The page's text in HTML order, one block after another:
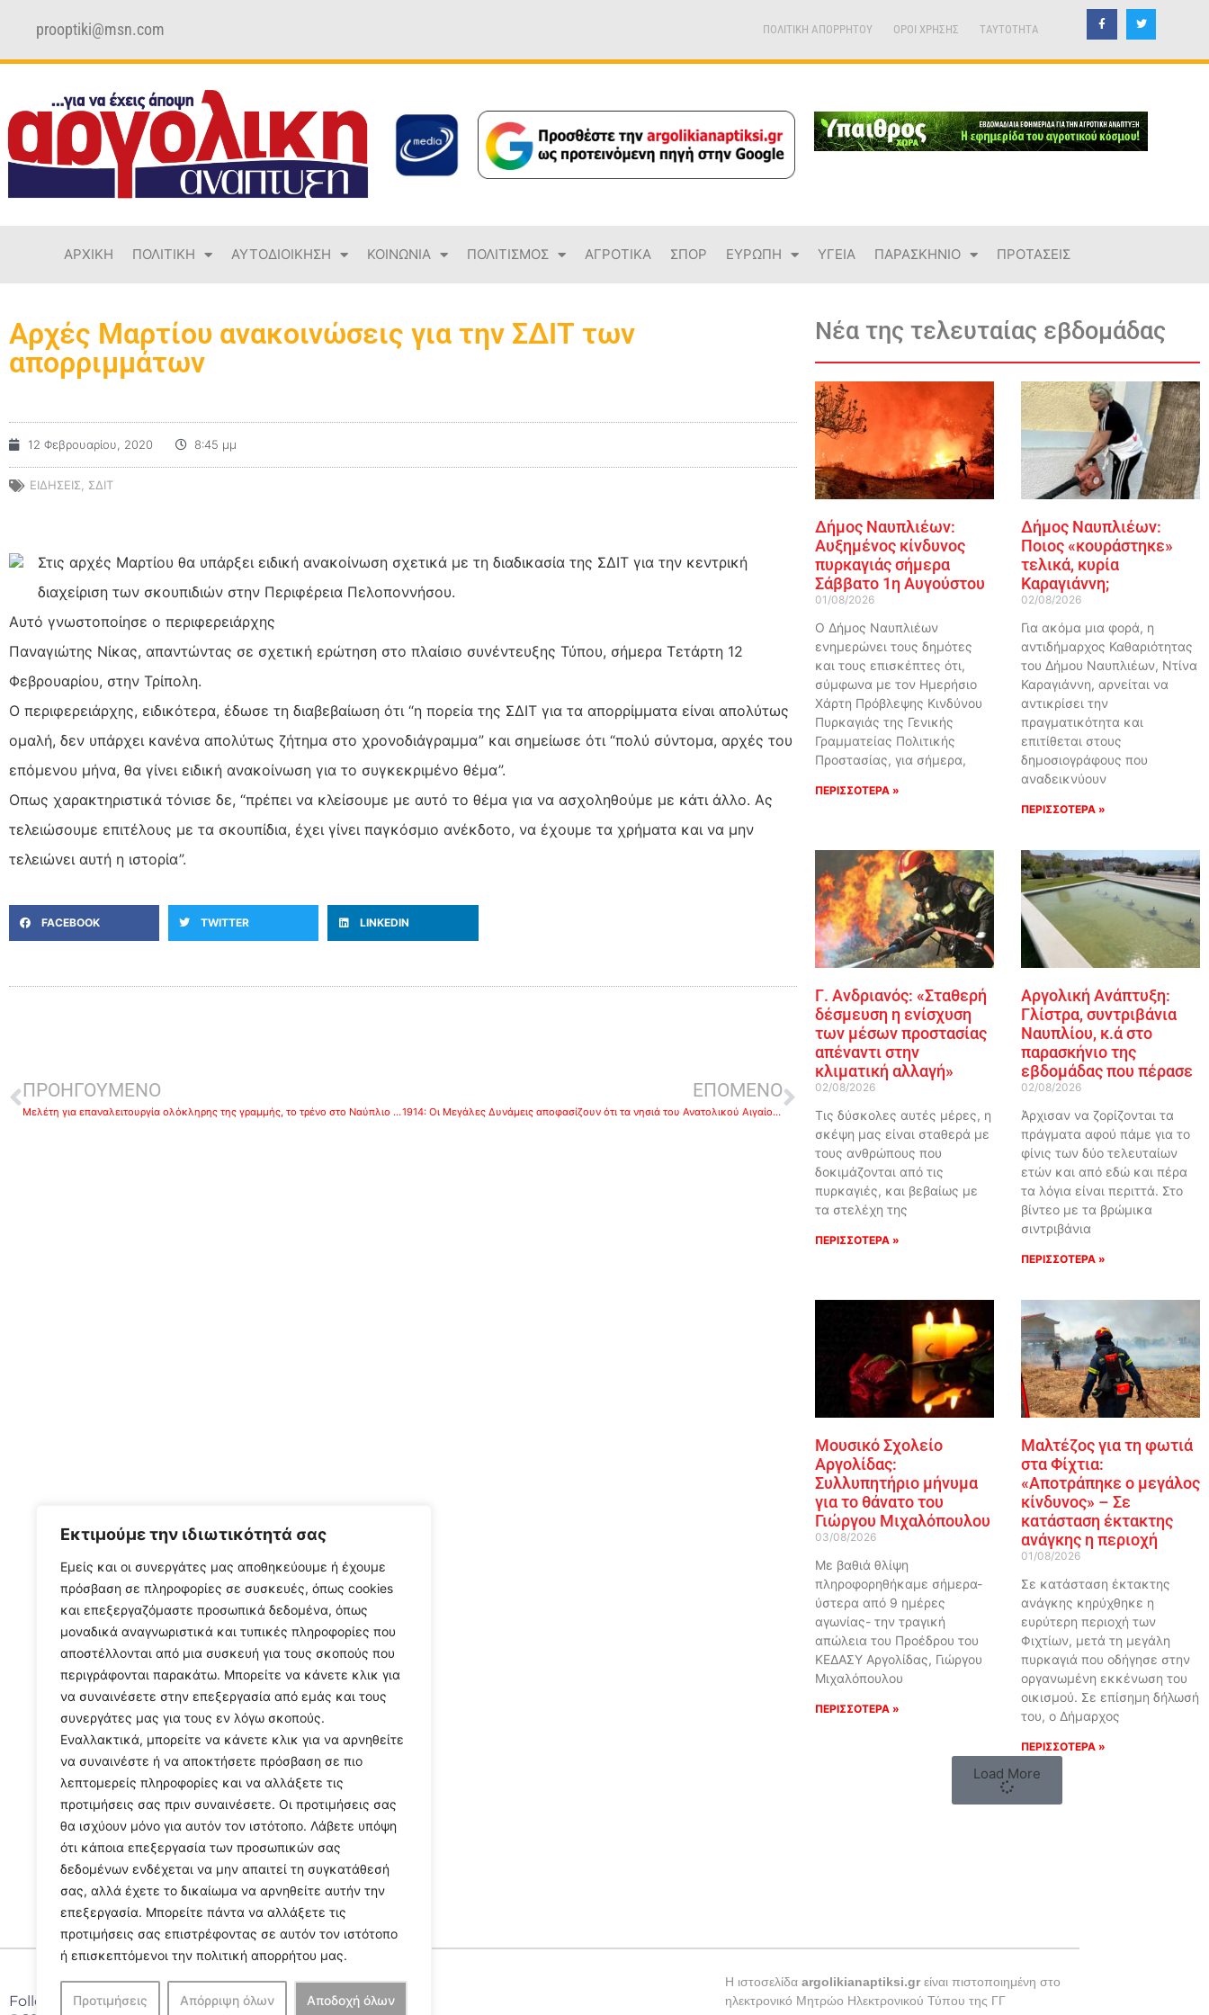
Εκτιμούμε την ιδιωτικότητά σας
Εμείς και οι συνεργάτες μας αποθηκεύουμε ή έχουμε
πρόσβαση σε πληροφορίες σε συσκευές, όπως cookies
και επεξεργαζόμαστε προσωπικά δεδομένα, όπως
μοναδικά αναγνωριστικά και τυπικές πληροφορίες που
αποστέλλονται από μια συσκευή για τους σκοπούς που
περιγράφονται παρακάτω. Μπορείτε να κάνετε κλικ για
να συναινέσετε στην επεξεργασία από εμάς και τους
συνεργάτες μας για τους εν λόγω σκοπούς.
Εναλλακτικά, μπορείτε να κάνετε κλικ για να αρνηθείτε
να συναινέστε ή να αποκτήσετε πρόσβαση σε πιο
λεπτομερείς πληροφορίες και να αλλάξετε τις
προτιμήσεις σας πριν συναινέσετε. Οι προτιμήσεις σας
θα ισχύουν μόνο για αυτόν τον ιστότοπο. Λάβετε υπόψη
ότι κάποια επεξεργασία των προσωπικών σας
δεδομένων ενδέχεται να μην απαιτεί τη συγκατάθεσή
σας, αλλά έχετε το δικαίωμα να αρνηθείτε αυτήν την
επεξεργασία. Μπορείτε πάντα να αλλάξετε τις
προτιμήσεις σας επιστρέφοντας σε αυτόν τον ιστότοπο
ή επισκεπτόμενοι την πολιτική απορρήτου μας.
Προτιμήσεις Απόρριψη όλων Αποδοχή όλων
prooptiki@msn.com ΠΟΛΙΤΙΚΗ ΑΠΟΡΡΗΤΟΥ ΟΡΟΙ ΧΡΗΣΗΣ TAYTOTHTA
ΑΡΧΙΚΗ ΠΟΛΙΤΙΚΗ ΑΥΤΟΔΙΟΙΚΗΣΗ ΚΟΙΝΩΝΙΑ ΠΟΛΙΤΙΣΜΟΣ ΑΓΡΟΤΙΚΑ ΣΠΟΡ ΕΥΡΩΠΗ ΥΓΕΙΑ ΠΑΡΑΣΚΗΝΙΟ ΠΡΟΤΑΣΕΙΣ
Αρχές Μαρτίου ανακοινώσεις για την ΣΔΙΤ των
απορριμμάτων
12 Φεβρουαρίου, 2020 8:45 μμ
ΕΙΔΗΣΕΙΣ ΣΔΙΤ
Στις αρχές Μαρτίου θα υπάρξει ειδική ανακοίνωση σχετικά με τη διαδικασία της ΣΔΙΤ για την κεντρική
διαχείριση των σκουπιδιών στην Περιφέρεια Πελοποννήσου.
Αυτό γνωστοποίησε ο περιφερειάρχης
Παναγιώτης Νίκας, απαντώντας σε σχετική ερώτηση στο πλαίσιο συνέντευξης Τύπου, σήμερα Τετάρτη 12
Φεβρουαρίου, στην Τρίπολη.
Ο περιφερειάρχης, ειδικότερα, έδωσε τη διαβεβαίωση ότι “η πορεία της ΣΔΙΤ για τα απορρίμματα είναι απολύτως
ομαλή, δεν υπάρχει κανένα απολύτως ζήτημα στο χρονοδιάγραμμα” και σημείωσε ότι “πολύ σύντομα, αρχές του
επόμενου μήνα, θα γίνει ειδική ανακοίνωση για το συγκεκριμένο θέμα”.
Οπως χαρακτηριστικά τόνισε δε, “πρέπει να κλείσουμε με αυτό το θέμα για να ασχοληθούμε με κάτι άλλο. Ας
τελειώσουμε επιτέλους με τα σκουπίδια, έχει γίνει παγκόσμιο ανέκδοτο, να έχουμε τα χρήματα και να μην
τελειώνει αυτή η ιστορία”.
FACEBOOK TWITTER LINKEDIN
ΠΡΟΗΓΟΥΜΕΝΟ
Μελέτη για επαναλειτουργία ολόκληρης της γραμμής, το τρένο στο Ναύπλιο μέσα στο 2021
ΕΠΟΜΕΝΟ
1914: Οι Μεγάλες Δυνάμεις αποφασίζουν ότι τα νησιά του Ανατολικού Αιγαίου θα κατακυρωθούν στην Ελλάδα, εάν αυτή αποχωρήσει από τη Βόρειο Ήπειρο
Νέα της τελευταίας εβδομάδας
Δήμος Ναυπλιέων:
Αυξημένος κίνδυνος
πυρκαγιάς σήμερα
Σάββατο 1η Αυγούστου
01/08/2026
Ο Δήμος Ναυπλιέων
ενημερώνει τους δημότες
και τους επισκέπτες ότι,
σύμφωνα με τον Ημερήσιο
Χάρτη Πρόβλεψης Κινδύνου
Πυρκαγιάς της Γενικής
Γραμματείας Πολιτικής
Προστασίας, για σήμερα,
ΠΕΡΙΣΣΟΤΕΡΑ »
Δήμος Ναυπλιέων:
Ποιος «κουράστηκε»
τελικά, κυρία
Καραγιάννη;
02/08/2026
Για ακόμα μια φορά, η
αντιδήμαρχος Καθαριότητας
του Δήμου Ναυπλιέων, Ντίνα
Καραγιάννη, αρνείται να
αντικρίσει την
πραγματικότητα και
επιτίθεται στους
δημοσιογράφους που
αναδεικνύουν
ΠΕΡΙΣΣΟΤΕΡΑ »
Γ. Ανδριανός: «Σταθερή
δέσμευση η ενίσχυση
των μέσων προστασίας
απέναντι στην
κλιματική αλλαγή»
02/08/2026
Τις δύσκολες αυτές μέρες, η
σκέψη μας είναι σταθερά με
τους ανθρώπους που
δοκιμάζονται από τις
πυρκαγιές, και βεβαίως με
τα στελέχη της
ΠΕΡΙΣΣΟΤΕΡΑ »
Αργολική Ανάπτυξη:
Γλίστρα, συντριβάνια
Ναυπλίου, κ.ά στο
παρασκήνιο της
εβδομάδας που πέρασε
02/08/2026
Άρχισαν να ζορίζονται τα
πράγματα αφού πάμε για το
φίνις των δύο τελευταίων
ετών και από εδώ και πέρα
τα λόγια είναι περιττά. Στο
βίντεο με τα βρώμικα
σιντριβάνια
ΠΕΡΙΣΣΟΤΕΡΑ »
Μουσικό Σχολείο
Αργολίδας:
Συλλυπητήριο μήνυμα
για το θάνατο του
Γιώργου Μιχαλόπουλου
03/08/2026
Με βαθιά θλίψη
πληροφορηθήκαμε σήμερα-
ύστερα από 9 ημέρες
αγωνίας- την τραγική
απώλεια του Προέδρου του
ΚΕΔΑΣΥ Αργολίδας, Γιώργου
Μιχαλόπουλου
ΠΕΡΙΣΣΟΤΕΡΑ »
Μαλτέζος για τη φωτιά
στα Φίχτια:
«Αποτράπηκε ο μεγάλος
κίνδυνος» – Σε
κατάσταση έκτακτης
ανάγκης η περιοχή
01/08/2026
Σε κατάσταση έκτακτης
ανάγκης κηρύχθηκε η
ευρύτερη περιοχή των
Φιχτίων, μετά τη μεγάλη
πυρκαγιά που οδήγησε στην
οργανωμένη εκκένωση του
οικισμού. Σε επίσημη δήλωσή
του, ο Δήμαρχος
ΠΕΡΙΣΣΟΤΕΡΑ »
Load More
Follow Us
Η ιστοσελίδα argolikianaptiksi.grείναι πιστοποιημένη στο
ηλεκτρονικό Μητρώο Ηλεκτρονικού Τύπου της ΓΓ